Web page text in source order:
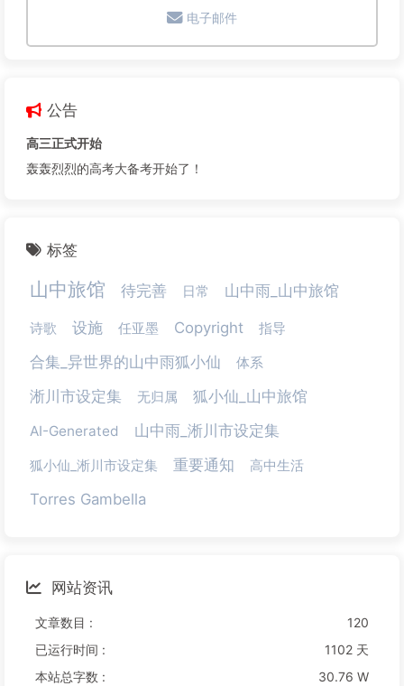
电子邮件
公告
高三正式开始
轰轰烈烈的高考大备考开始了！
标签
山中旅馆 待完善 日常 山中雨_山中旅馆
诗歌 设施 任亚墨 Copyright 指导
合集_异世界的山中雨狐小仙 体系
淅川市设定集 无归属 狐小仙_山中旅馆
AI-Generated 山中雨_淅川市设定集
狐小仙_淅川市设定集 重要通知 高中生活
Torres Gambella
网站资讯
文章数目 :
120
已运行时间 :
1102 天
本站总字数 :
30.76 W